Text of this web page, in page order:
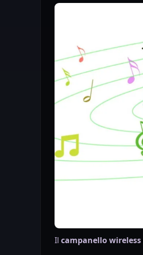
Il campanello wireless